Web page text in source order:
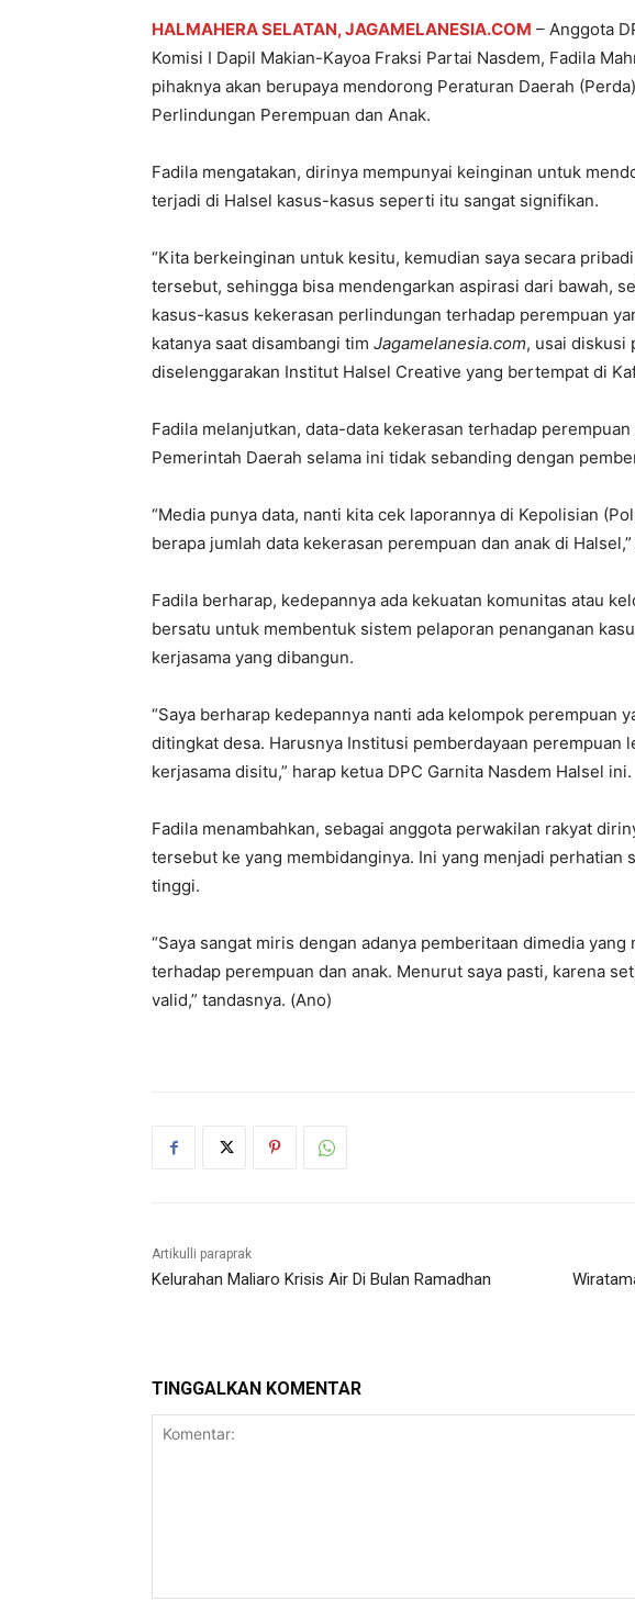
HALMAHERA SELATAN, JAGAMELANESIA.COM – Anggota
Komisi I Dapil Makian-Kayoa Fraksi Partai Nasdem, Fadila
pihaknya akan berupaya mendorong Peraturan Daerah
Perlindungan Perempuan dan Anak.
Fadila mengatakan, dirinya mempunyai keinginan untuk
terjadi di Halsel kasus-kasus seperti itu sangat signifikan.
“Kita berkeinginan untuk kesitu, kemudian saya secara
tersebut, sehingga bisa mendengarkan aspirasi dari bawah,
kasus-kasus kekerasan perlindungan terhadap perempuan
katanya saat disambangi tim Jagamelanesia.com, usai diskusi
diselenggarakan Institut Halsel Creative yang bertempat di
Fadila melanjutkan, data-data kekerasan terhadap
Pemerintah Daerah selama ini tidak sebanding dengan
“Media punya data, nanti kita cek laporannya di Kepolisian
berapa jumlah data kekerasan perempuan dan anak di
Fadila berharap, kedepannya ada kekuatan komunitas atau
bersatu untuk membentuk sistem pelaporan penanganan
kerjasama yang dibangun.
“Saya berharap kedepannya nanti ada kelompok perempuan
ditingkat desa. Harusnya Institusi pemberdayaan perempuan
kerjasama disitu,” harap ketua DPC Garnita Nasdem Halsel ini.
Fadila menambahkan, sebagai anggota perwakilan rakyat
tersebut ke yang membidanginya. Ini yang menjadi perhatian
tinggi.
“Saya sangat miris dengan adanya pemberitaan dimedia
terhadap perempuan dan anak. Menurut saya pasti, karena
valid,” tandasnya. (Ano)
Artikulli paraprak
Kelurahan Maliaro Krisis Air Di Bulan Ramadhan
TINGGALKAN KOMENTAR